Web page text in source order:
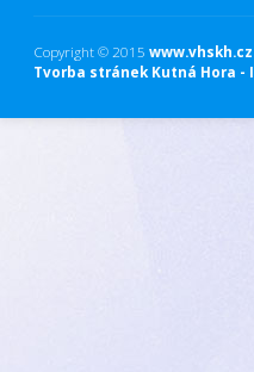
Copyright © 2015 www.vhskh.cz
Tvorba stránek Kutná Hora -